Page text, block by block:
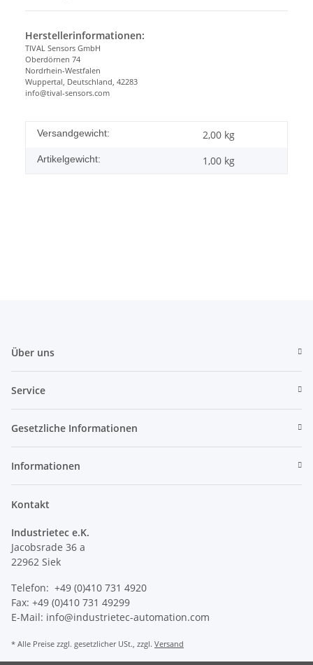
Herstellerinformationen:
TIVAL Sensors GmbH
Oberdörnen 74
Nordrhein-Westfalen
Wuppertal, Deutschland, 42283
info@tival-sensors.com
Versandgewicht: 2,00 kg
Artikelgewicht: 1,00 kg
Über uns
Service
Gesetzliche Informationen
Informationen
Kontakt
Industrietec e.K.
Jacobsrade 36 a
22962 Siek
Telefon: +49 (0)410 731 4920
Fax: +49 (0)410 731 49299
E-Mail: info@industrietec-automation.com
* Alle Preise zzgl. gesetzlicher USt., zzgl. Versand